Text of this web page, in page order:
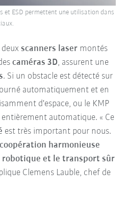
deuxscanners laser montés
caméras 3D, assurent une
. Si un obstacle est détecté sur
automatiquement et en
d'espace, ou le KMP
automatique. « Ce
est très important pour nous.
harmonieuse
et le transport sûr
Clemens Lauble, chef de
et ESD permettent une utilisation dans